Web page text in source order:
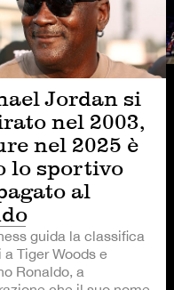
Jordan si
nel 2003,
nel 2025 è
lo sportivo
al
guida la classifica
a Tiger Woods e
Ronaldo, a